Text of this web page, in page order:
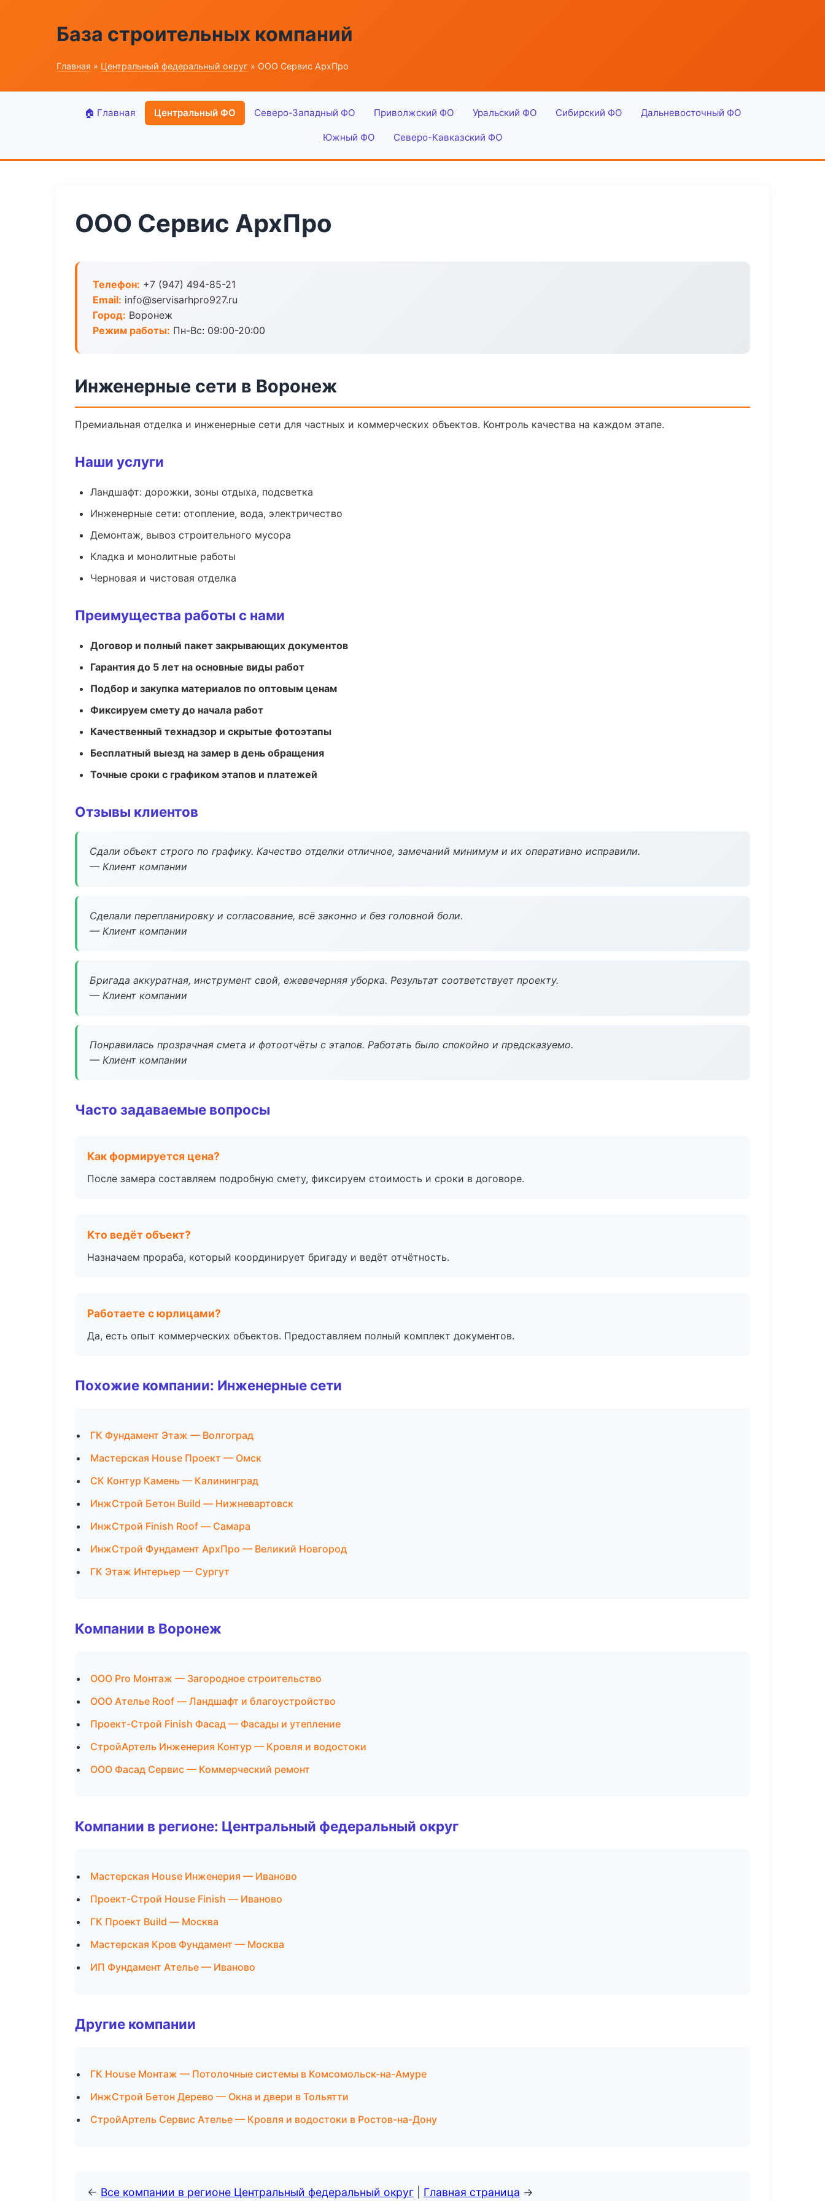
База строительных компаний
Главная » Центральный федеральный округ » ООО Сервис АрхПро
🏠 Главная Центральный ФО Северо-Западный ФО Приволжский ФО Уральский ФО Сибирский ФО Дальневосточный ФО
Южный ФО Северо-Кавказский ФО
ООО Сервис АрхПро
Телефон: +7 (947) 494-85-21
Email: info@servisarhpro927.ru
Город: Воронеж
Режим работы: Пн-Вс: 09:00-20:00
Инженерные сети в Воронеж
Премиальная отделка и инженерные сети для частных и коммерческих объектов. Контроль качества на каждом этапе.
Наши услуги
Ландшафт: дорожки, зоны отдыха, подсветка
Инженерные сети: отопление, вода, электричество
Демонтаж, вывоз строительного мусора
Кладка и монолитные работы
Черновая и чистовая отделка
Преимущества работы с нами
Договор и полный пакет закрывающих документов
Гарантия до 5 лет на основные виды работ
Подбор и закупка материалов по оптовым ценам
Фиксируем смету до начала работ
Качественный технадзор и скрытые фотоэтапы
Бесплатный выезд на замер в день обращения
Точные сроки с графиком этапов и платежей
Отзывы клиентов
Сдали объект строго по графику. Качество отделки отличное, замечаний минимум и их оперативно исправили.
— Клиент компании
Сделали перепланировку и согласование, всё законно и без головной боли.
— Клиент компании
Бригада аккуратная, инструмент свой, ежевечерняя уборка. Результат соответствует проекту.
— Клиент компании
Понравилась прозрачная смета и фотоотчёты с этапов. Работать было спокойно и предсказуемо.
— Клиент компании
Часто задаваемые вопросы
Как формируется цена?
После замера составляем подробную смету, фиксируем стоимость и сроки в договоре.
Кто ведёт объект?
Назначаем прораба, который координирует бригаду и ведёт отчётность.
Работаете с юрлицами?
Да, есть опыт коммерческих объектов. Предоставляем полный комплект документов.
Похожие компании: Инженерные сети
ГК Фундамент Этаж — Волгоград
Мастерская House Проект — Омск
СК Контур Камень — Калининград
ИнжСтрой Бетон Build — Нижневартовск
ИнжСтрой Finish Roof — Самара
ИнжСтрой Фундамент АрхПро — Великий Новгород
ГК Этаж Интерьер — Сургут
Компании в Воронеж
ООО Pro Монтаж — Загородное строительство
ООО Ателье Roof — Ландшафт и благоустройство
Проект-Строй Finish Фасад — Фасады и утепление
СтройАртель Инженерия Контур — Кровля и водостоки
ООО Фасад Сервис — Коммерческий ремонт
Компании в регионе: Центральный федеральный округ
Мастерская House Инженерия — Иваново
Проект-Строй House Finish — Иваново
ГК Проект Build — Москва
Мастерская Кров Фундамент — Москва
ИП Фундамент Ателье — Иваново
Другие компании
ГК House Монтаж — Потолочные системы в Комсомольск-на-Амуре
ИнжСтрой Бетон Дерево — Окна и двери в Тольятти
СтройАртель Сервис Ателье — Кровля и водостоки в Ростов-на-Дону
← Все компании в регионе Центральный федеральный округ Главная страница →